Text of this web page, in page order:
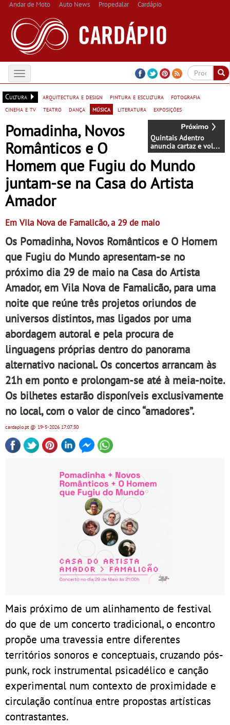
Andar de Moto Auto News Propedalar Cardápio
Toggle
navigation
Cultura
arquitectura e design pintura e escultura
fotografia
cinema e tv
teatro dança música literatura exposições
Quintais Adentro
anuncia cartaz e volta
a espalhar música pelo
concelho de Odemira
Pomadinha, Novos
Românticos e O
Homem que Fugiu do Mundo
juntam-se na Casa do Artista
Amador
Em Vila Nova de Famalicão, a 29 de maio
Os Pomadinha, Novos Românticos e O Homem
que Fugiu do Mundo apresentam-se no
próximo dia 29 de maio na Casa do Artista
Amador, em Vila Nova de Famalicão, para uma
noite que reúne três projetos oriundos de
universos distintos, mas ligados por uma
abordagem autoral e pela procura de
linguagens próprias dentro do panorama
alternativo nacional. Os concertos arrancam às
21h em ponto e prolongam-se até à meia-noite.
Os bilhetes estarão disponíveis exclusivamente
no local, com o valor de cinco “amadores”.
cardapio.pt@ 19-5-2026 17:07:30
Mais próximo de um alinhamento de festival
do que de um concerto tradicional, o encontro
propõe uma travessia entre diferentes
territórios sonoros e conceptuais, cruzando pós-
punk, rock instrumental psicadélico e canção
experimental num contexto de proximidade e
circulação contínua entre propostas artísticas
contrastantes.